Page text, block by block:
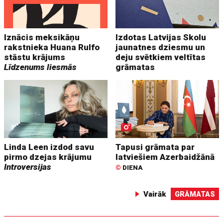
Iznācis meksikāņu
rakstnieka Huana Rulfo
stāstu krājums
Līdzenums liesmās
Izdotas Latvijas Skolu
jaunatnes dziesmu un
deju svētkiem veltītas
grāmatas
Linda Leen izdod savu
pirmo dzejas krājumu
Introversijas
Tapusi grāmata par
latviešiem Azerbaidžānā
© DIENA
Vairāk GRĀMATAS